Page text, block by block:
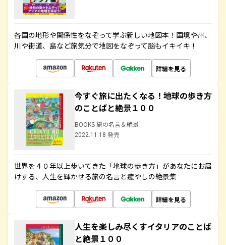
各国の地形や関係性をなぞって学ぶ新しい地図本！国境や州、
川や街道、島など旅気分で地図をなぞって脳もイキイキ！
詳細を見る
今すぐ旅に出たくなる！地球の歩き方
のことばと絶景１００
BOOKS 旅の名言＆絶景
2022.11.18 発売
世界を４０年以上歩いてきた「地球の歩き方」があなたにお届
けする、人生を輝かせる旅の名言と癒やしの絶景集
詳細を見る
人生を楽しみ尽くすイタリアのことば
と絶景１００